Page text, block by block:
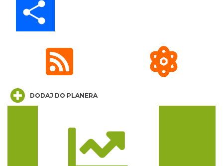
0.18 km
Cieszyn
DODAJ DO PLANERA